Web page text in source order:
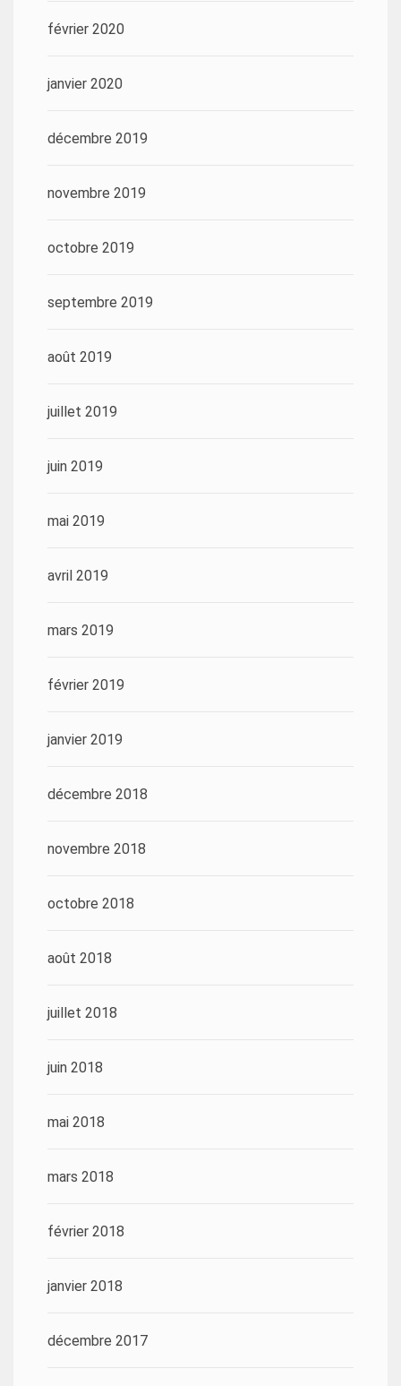
février 2020
janvier 2020
décembre 2019
novembre 2019
octobre 2019
septembre 2019
août 2019
juillet 2019
juin 2019
mai 2019
avril 2019
mars 2019
février 2019
janvier 2019
décembre 2018
novembre 2018
octobre 2018
août 2018
juillet 2018
juin 2018
mai 2018
mars 2018
février 2018
janvier 2018
décembre 2017